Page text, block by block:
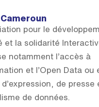
pour le
et la solidarité
notamment l’accès à
et l’Open Data ou
de presse
de données.